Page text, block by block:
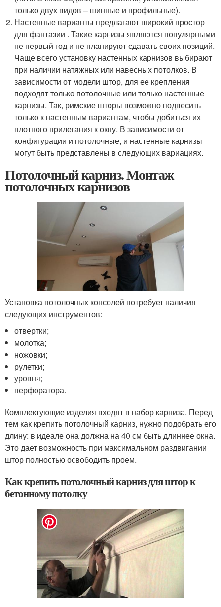
только двух видов – шинные и профильные).
Настенные варианты предлагают широкий простор
для фантазии . Такие карнизы являются популярными
не первый год и не планируют сдавать своих позиций.
Чаще всего установку настенных карнизов выбирают
при наличии натяжных или навесных потолков. В
зависимости от модели штор, для ее крепления
подходят только потолочные или только настенные
карнизы. Так, римские шторы возможно подвесить
только к настенным вариантам, чтобы добиться их
плотного прилегания к окну. В зависимости от
конфигурации и потолочные, и настенные карнизы
могут быть представлены в следующих вариациях.
Потолочный карниз. Монтаж
потолочных карнизов
Установка потолочных консолей потребует наличия
следующих инструментов:
отвертки;
молотка;
ножовки;
рулетки;
уровня;
перфоратора.
Комплектующие изделия входят в набор карниза. Перед
тем как крепить потолочный карниз, нужно подобрать его
длину: в идеале она должна на 40 см быть длиннее окна.
Это дает возможность при максимальном раздвигании
штор полностью освободить проем.
Как крепить потолочный карниз для штор к
бетонному потолку